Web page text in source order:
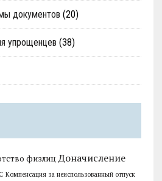
документов (20)
упрощенцев (38)
физлиц Доначисление
Компенсация за неиспользованный отпуск